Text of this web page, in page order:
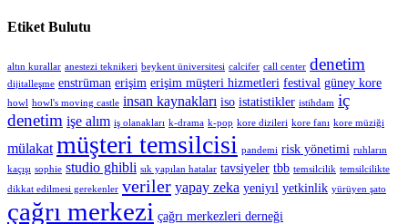
Etiket Bulutu
altın kurallar anestezi teknikeri beykent üniversitesi calcifer call center denetim
dijitalleşme enstrüman erişim erişim müşteri hizmetleri festival güney kore
howl howl's moving castle insan kaynakları iso istatistikler istihdam iç
denetim işe alım iş olanakları k-drama k-pop kore dizileri kore fanı kore müziği
mülakat müşteri temsilcisi pandemi risk yönetimi ruhların
kaçışı sophie studio ghibli sık yapılan hatalar tavsiyeler tbb temsilcilik temsilcilikte
dikkat edilmesi gerekenler veriler yapay zeka yeniyıl yetkinlik yürüyen şato
çağrı merkezi çağrı merkezleri derneği